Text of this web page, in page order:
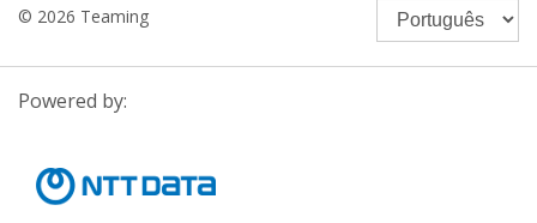
© 2026 Teaming
Powered by: